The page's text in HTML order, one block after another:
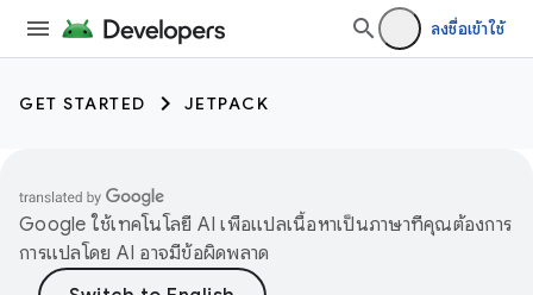
ลงชื่อเข้าใช้
GET STARTED JETPACK
Google ใช้เทคโนโลยี AI เพื่อแปลเนื้อหาเป็นภาษาที่คุณต้องการ
การแปลโดย AI อาจมีข้อผิดพลาด